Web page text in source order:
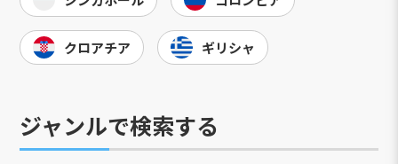
クロアチア ギリシャ
ジャンルで検索する